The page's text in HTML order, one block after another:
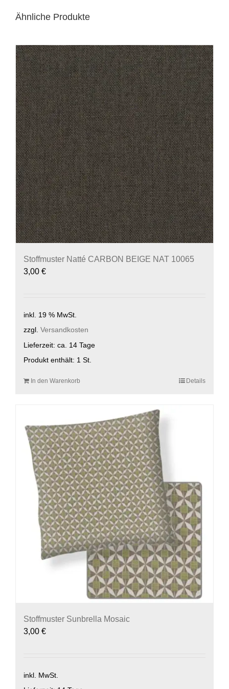
Ähnliche Produkte
Stoffmuster Natté CARBON BEIGE NAT 10065
3,00 €
inkl. 19 % MwSt.
zzgl. Versandkosten
Lieferzeit: ca. 14 Tage
Produkt enthält: 1 St.
In den Warenkorb Details
Stoffmuster Sunbrella Mosaic
3,00 €
inkl. MwSt.